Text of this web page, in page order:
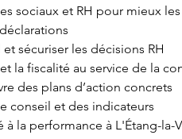
sociaux et RH pour mieux
sécuriser les décisions RH
la fiscalité au service de la
des plans d’action concrets
conseil et des indicateurs
à la performance à L'Étang-la-